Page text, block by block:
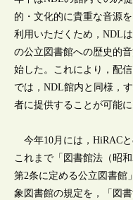
的・文化的に貴重な音源
利用いただくため，NDL
の公立図書館への歴史的
始した。これにより，配
では，NDL館内と同様，
者に提供することが可能に
今年10月には，HiRACと
これまで「図書館法（昭和
第2条に定める公立図書館
象図書館の規定を，「図